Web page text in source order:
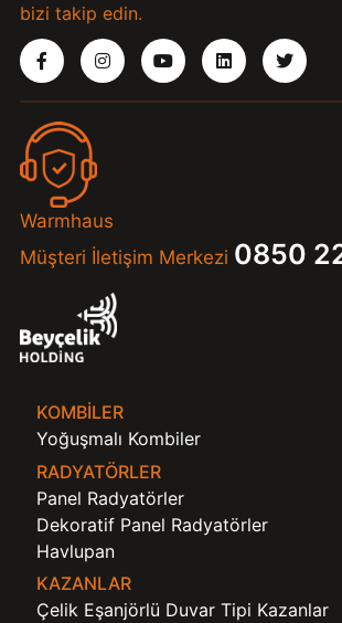
bizi takip edin.
Warmhaus
Müşteri İletişim Merkezi 0850
KOMBILER
Yoğuşmalı Kombiler
RADYATÖRLER
Panel Radyatörler
Dekoratif Panel Radyatörler
Havlupan
KAZANLAR
Çelik Eşanjörlü Duvar Tipi Kazanlar